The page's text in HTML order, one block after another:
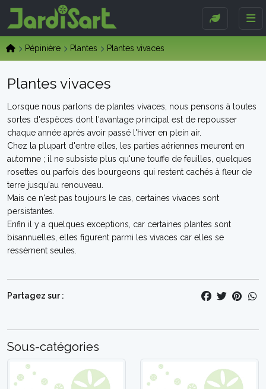
Pépinière Plantes Plantes vivaces
Plantes vivaces
Lorsque nous parlons de plantes vivaces, nous pensons à toutes
sortes d'espèces dont l'avantage principal est de repousser
chaque année après avoir passé l'hiver en plein air.
Chez la plupart d'entre elles, les parties aériennes meurent en
automne ; il ne subsiste plus qu'une touffe de feuilles, quelques
rosettes ou parfois des bourgeons qui restent cachés à fleur de
terre jusqu'au renouveau.
Mais ce n'est pas toujours le cas, certaines vivaces sont
persistantes.
Enfin il y a quelques exceptions, car certaines plantes sont
bisannuelles, elles figurent parmi les vivaces car elles se
ressèment seules.
Partagez sur :
Sous-catégories